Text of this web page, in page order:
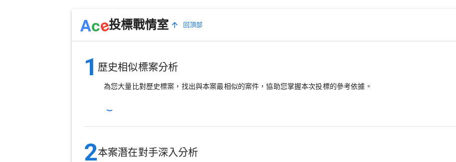
Ace投標戰情室 回頂部
1 歷史相似標案分析
為您大量比對歷史標案，找出與本案最相似的案件，協助您掌握本次投標的參考依據。
2本案潛在對手深入分析